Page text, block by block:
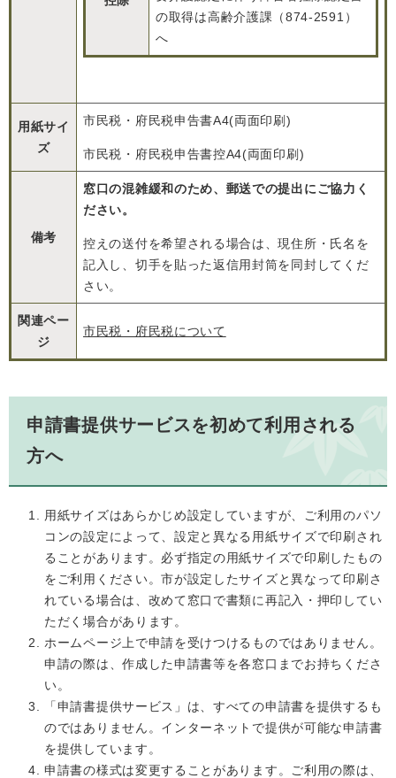
の取得は高齢介護課（874-2591）
へ
用紙サイ
ズ
市民税・府民税申告書A4(両面印刷)
市民税・府民税申告書控A4(両面印刷)
備考
窓口の混雑緩和のため、郵送での提出にご協力く
ださい。
控えの送付を希望される場合は、現住所・氏名を
記入し、切手を貼った返信用封筒を同封してくだ
さい。
関連ペー
ジ
市民税・府民税について
申請書提供サービスを初めて利用される
方へ
用紙サイズはあらかじめ設定していますが、ご利用のパソ
コンの設定によって、設定と異なる用紙サイズで印刷され
ることがあります。必ず指定の用紙サイズで印刷したもの
をご利用ください。市が設定したサイズと異なって印刷さ
れている場合は、改めて窓口で書類に再記入・押印してい
ただく場合があります。
ホームページ上で申請を受けつけるものではありません。
申請の際は、作成した申請書等を各窓口までお持ちくださ
い。
「申請書提供サービス」は、すべての申請書を提供するも
のではありません。インターネットで提供が可能な申請書
を提供しています。
申請書の様式は変更することがあります。ご利用の際は、